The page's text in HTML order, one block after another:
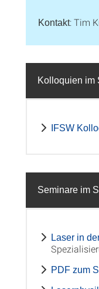
Kontakt: Tim
Kolloquien im
IFSW
Seminare im
Laser in
PDF zum